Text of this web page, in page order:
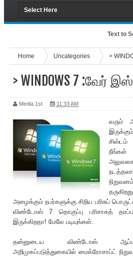
Home Uncategories >
> WINDOWS 7 :வேர்
Media 1st 11:33 AM
வரும்
சிஸ்டம்
அழைக்கும் நபர்களுக்கு சிறிய பரிசுப்
விண்டோஸ் 7 தொகுப்பு பரிசாகத்
இருக்கிறதா! மேலே படியுங்கள்.
தன்னுடைய விண்டோஸ்
அறிமுகப்படுத்துகையில் மைக்ரோசாப்ட்